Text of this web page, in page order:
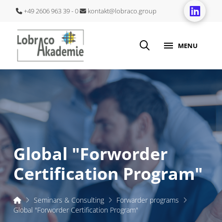
+49 2606 963 39 - 0 kontakt@lobraco.group
MENU
Global "Forworder
Certification Program"
StartSeminars & Consulting
Forwarder programs
Global "Forworder Certification Program"